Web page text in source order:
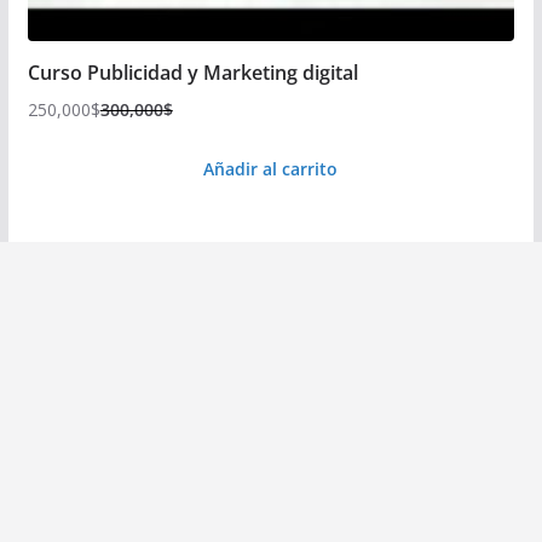
Curso Publicidad y Marketing digital
300,000$
El
250,000$
El
Añadir al carrito